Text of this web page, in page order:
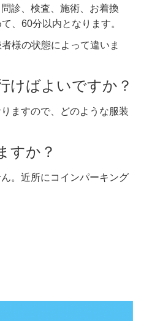
診、検査、施術、お着換
、60分以内となります。
様の状態によって違いま
ばよいですか？
ますので、どのような服装
すか？
。近所にコインパーキング